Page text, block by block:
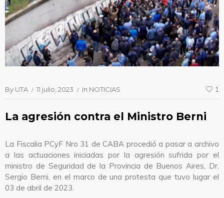
By UTA 11 julio, 2023 In NOTICIAS 1
La agresión contra el Ministro Berni
La Fiscalia PCyF Nro 31 de CABA procedió a pasar a archivo
a las actuaciones iniciadas por la agresión sufrida por el
ministro de Seguridad de la Provincia de Buenos Aires, Dr.
Sergio Berni, en el marco de una protesta que tuvo lugar el
03 de abril de 2023.